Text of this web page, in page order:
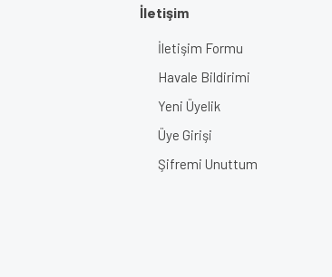
İletişim
İletişim Formu
Havale Bildirimi
Yeni Üyelik
Üye Girişi
Şifremi Unuttum